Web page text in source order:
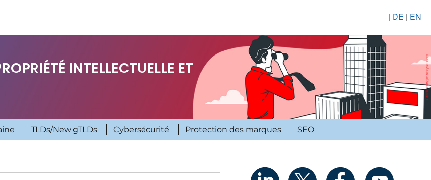
| DE | EN
INTELLECTUELLE ET
TLDs/New gTLDs Cybersécurité Protection des marques SEO